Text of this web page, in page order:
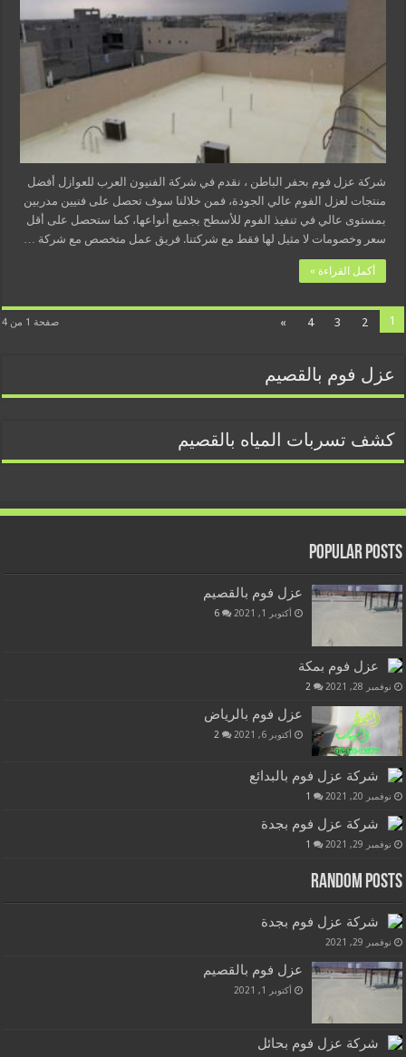
شركة عزل فوم بحفر الباطن ، نقدم في شركة الفنيون العرب للعوازل أفضل
منتجات لعزل الفوم عالي الجودة، فمن خلالنا سوف تحصل على فنيين مدربين
بمستوى عالي في تنفيذ الفوم للأسطح بجميع أنواعها، كما ستحصل على أقل
سعر وخصومات لا مثيل لها فقط مع شركتنا. فريق عمل متخصص مع شركة …
أكمل القراءة »
صفحة 1 من 4 1
2
3
4
»
عزل فوم بالقصيم
كشف تسربات المياه بالقصيم
Popular Posts
عزل فوم بالقصيم
أكتوبر 1, 2021 6
عزل فوم بمكة
نوفمبر 28, 2021 2
عزل فوم بالرياض
أكتوبر 6, 2021 2
شركة عزل فوم بالبدائع
نوفمبر 20, 2021 1
شركة عزل فوم بجدة
نوفمبر 29, 2021 1
Random Posts
شركة عزل فوم بجدة
نوفمبر 29, 2021
عزل فوم بالقصيم
أكتوبر 1, 2021
شركة عزل فوم بحائل